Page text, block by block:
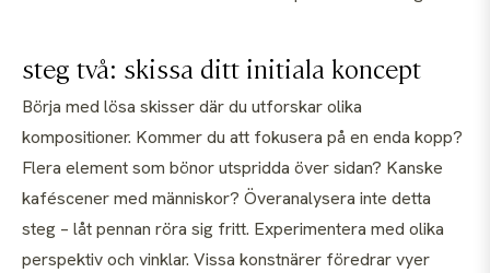
steg två: skissa ditt initiala koncept
Börja med lösa skisser där du utforskar olika
kompositioner. Kommer du att fokusera på en enda kopp?
Flera element som bönor utspridda över sidan? Kanske
kaféscener med människor? Överanalysera inte detta
steg – låt pennan röra sig fritt. Experimentera med olika
perspektiv och vinklar. Vissa konstnärer föredrar vyer